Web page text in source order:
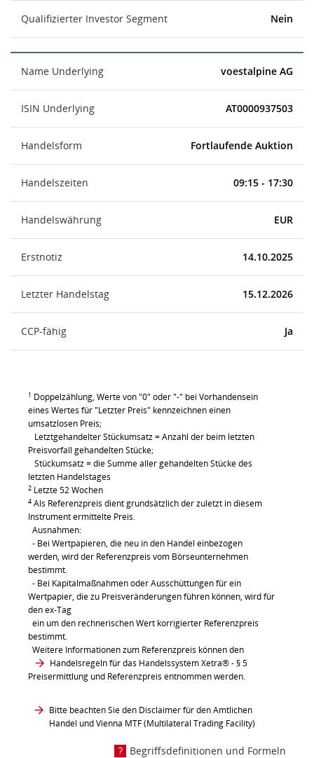
Qualifizierter Investor Segment Nein
Name Underlying voestalpine AG
ISIN Underlying AT0000937503
Handelsform Fortlaufende Auktion
Handelszeiten 09:15 - 17:30
Handelswährung EUR
Erstnotiz 14.10.2025
Letzter Handelstag 15.12.2026
CCP-fähig Ja
1 Doppelzählung, Werte von "0" oder "-" bei Vorhandensein
eines Wertes für "Letzter Preis" kennzeichnen einen
umsatzlosen Preis;
Letztgehandelter Stückumsatz = Anzahl der beim letzten
Preisvorfall gehandelten Stücke;
Stückumsatz = die Summe aller gehandelten Stücke des
letzten Handelstages
2 Letzte 52 Wochen
4 Als Referenzpreis dient grundsätzlich der zuletzt in diesem
Instrument ermittelte Preis.
Ausnahmen:
- Bei Wertpapieren, die neu in den Handel einbezogen
werden, wird der Referenzpreis vom Börseunternehmen
bestimmt.
- Bei Kapitalmaßnahmen oder Ausschüttungen für ein
Wertpapier, die zu Preisveränderungen führen können, wird für
den ex-Tag
ein um den rechnerischen Wert korrigierter Referenzpreis
bestimmt.
Weitere Informationen zum Referenzpreis können den
Handelsregeln für das Handelssystem Xetra®- § 5
Preisermittlung und Referenzpreis entnommen werden.
Bitte beachten Sie den Disclaimer für den Amtlichen
Handel und Vienna MTF (Multilateral Trading Facility)
Begriffsdefinitionen und Formeln